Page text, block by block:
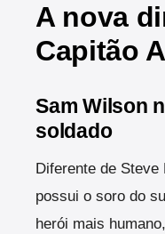
A nova
Capitão
Sam Wilson
soldado
Diferente de
possui o soro do
herói mais